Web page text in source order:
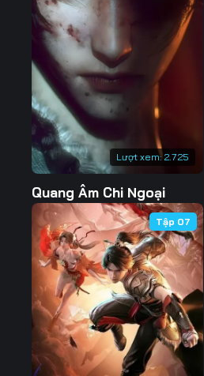
Tập 125 Tập 126
Tập 132 Tập 133
Tập 139
Tập 146
Tập 153 Tập 154
Tập 160
Tập 167 Tập 168
Tập 174 Tập 175
Tập 181 Tập 182
Tập 188 Tập 189
Tập 195 Tập 196
Lượt xem: 2.725
Quang Âm Chi Ngoại
Tập 07